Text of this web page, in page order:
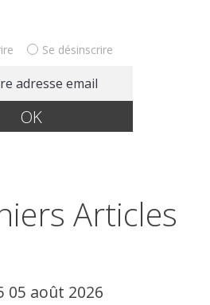
Se désinscrire
Articles
05 août 2026